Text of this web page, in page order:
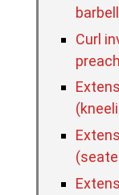
Curl